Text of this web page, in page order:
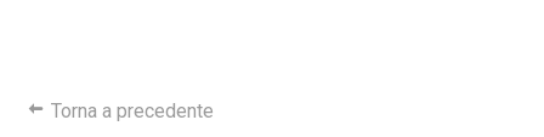
Torna a precedente